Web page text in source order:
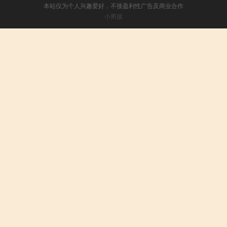
本站仅为个人兴趣爱好，不接盈利性广告及商业合作
小男孩